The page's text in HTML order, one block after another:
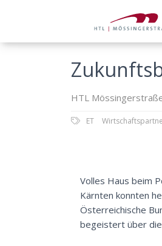
HTL
ET
Volles Haus beim
Kärnten konnten
Österreichische
begeistert über die